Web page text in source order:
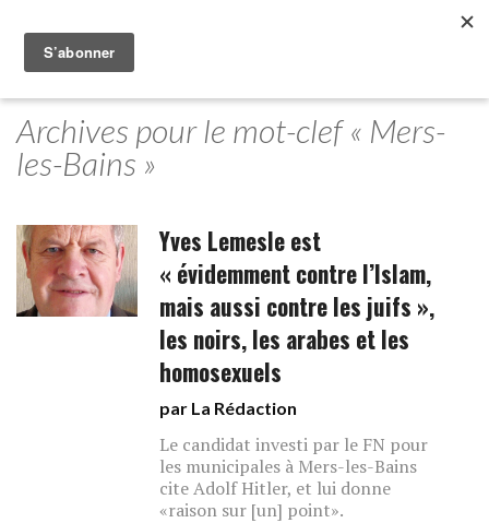
Archives pour le mot-clef « Mers-
les-Bains »
Yves Lemesle est
« évidemment contre l’Islam,
mais aussi contre les juifs »,
les noirs, les arabes et les
homosexuels
par La Rédaction
Le candidat investi par le FN pour
les municipales à Mers-les-Bains
cite Adolf Hitler, et lui donne
«raison sur [un] point».